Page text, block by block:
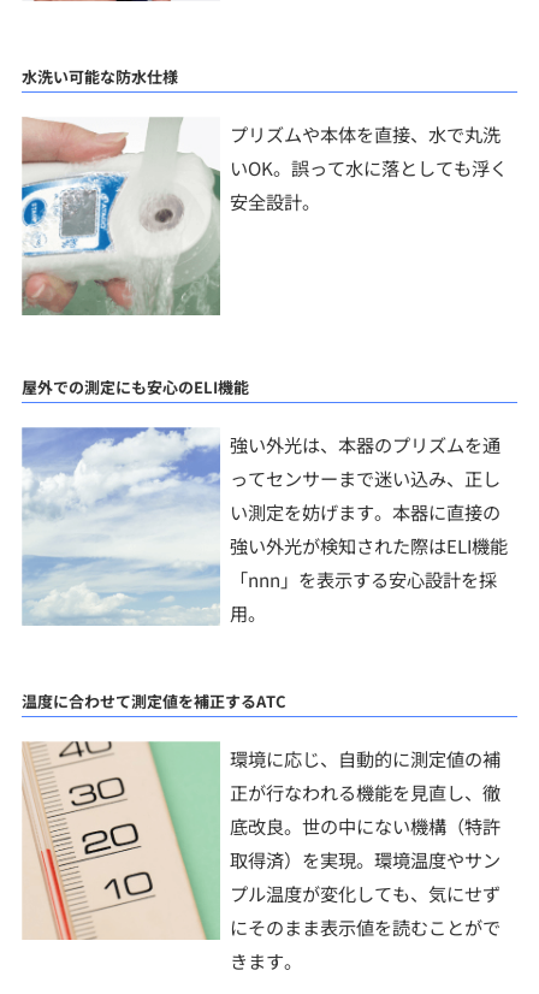
水洗い可能な防水仕様
プリズムや本体を直接、水で丸洗
いOK。誤って水に落としても浮く
安全設計。
屋外での測定にも安心のELI機能
強い外光は、本器のプリズムを通
ってセンサーまで迷い込み、正し
い測定を妨げます。本器に直接の
強い外光が検知された際はELI機能
「nnn」を表示する安心設計を採
用。
温度に合わせて測定値を補正するATC
環境に応じ、自動的に測定値の補
正が行なわれる機能を見直し、徹
底改良。世の中にない機構（特許
取得済）を実現。環境温度やサン
プル温度が変化しても、気にせず
にそのまま表示値を読むことがで
きます。